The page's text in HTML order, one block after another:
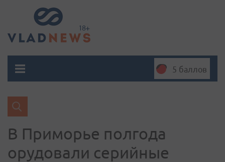
5 баллов
В Приморье полгода
орудовали серийные